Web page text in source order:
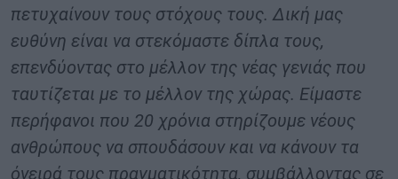
πετυχαίνουν τους στόχους τους. Δική μας
ευθύνη είναι να στεκόμαστε δίπλα τους,
επενδύοντας στο μέλλον της νέας γενιάς που
ταυτίζεται με το μέλλον της χώρας. Είμαστε
περήφανοι που 20 χρόνια στηρίζουμε νέους
ανθρώπους να σπουδάσουν και να κάνουν τα
όνειρά τους πραγματικότητα, συμβάλλοντας σε